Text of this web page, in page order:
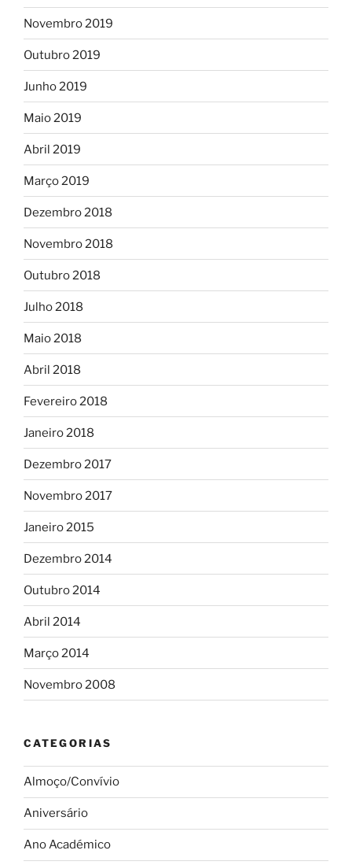
Novembro 2019
Outubro 2019
Junho 2019
Maio 2019
Abril 2019
Março 2019
Dezembro 2018
Novembro 2018
Outubro 2018
Julho 2018
Maio 2018
Abril 2018
Fevereiro 2018
Janeiro 2018
Dezembro 2017
Novembro 2017
Janeiro 2015
Dezembro 2014
Outubro 2014
Abril 2014
Março 2014
Novembro 2008
CATEGORIAS
Almoço/Convívio
Aniversário
Ano Académico